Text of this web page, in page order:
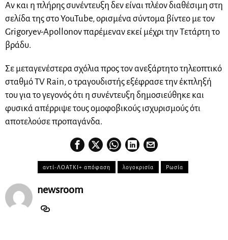
Αν και η πλήρης συνέντευξη δεν είναι πλέον διαθέσιμη στη
σελίδα της στο YouTube, ορισμένα σύντομα βίντεο με τον
Grigoryev-Apollonov παρέμεναν εκεί μέχρι την Τετάρτη το
βράδυ.
Σε μεταγενέστερα σχόλια προς τον ανεξάρτητο τηλεοπτικό
σταθμό TV Rain, ο τραγουδιστής εξέφρασε την έκπληξή
του για το γεγονός ότι η συνέντευξη δημοσιεύθηκε και
φυσικά απέρριψε τους ομοφοβικούς ισχυρισμούς ότι
αποτελούσε προπαγάνδα.
αντί-ΛΟΑΤΚΙ+ απόφαση λογοκρισία Ρωσία
newsroom